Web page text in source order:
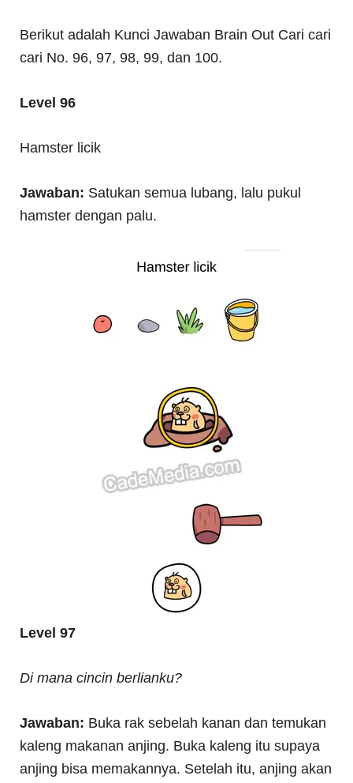
Berikut adalah Kunci Jawaban Brain Out Cari cari
cari No. 96, 97, 98, 99, dan 100.
Level 96
Hamster licik
Jawaban: Satukan semua lubang, lalu pukul
hamster dengan palu.
Level 97
Di mana cincin berlianku?
Jawaban: Buka rak sebelah kanan dan temukan
kaleng makanan anjing. Buka kaleng itu supaya
anjing bisa memakannya. Setelah itu, anjing akan